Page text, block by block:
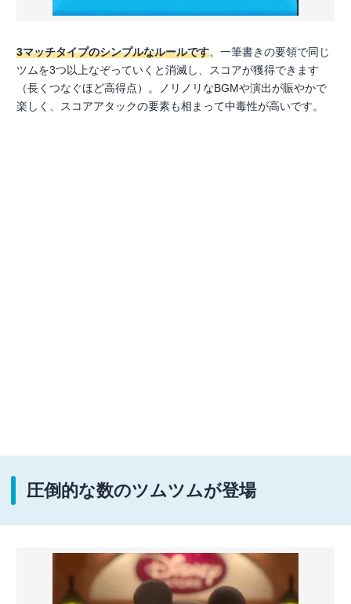
3マッチタイプのシンプルなルールです。一筆書きの要領で同じ
ツムを3つ以上なぞっていくと消滅し、スコアが獲得できます
（長くつなぐほど高得点）。ノリノリなBGMや演出が賑やかで
楽しく、スコアアタックの要素も相まって中毒性が高いです。
圧倒的な数のツムツムが登場